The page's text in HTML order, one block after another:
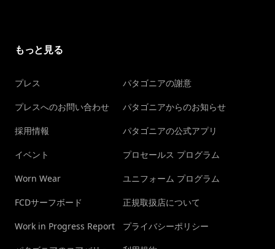
もっと見る
プレス
プレスへのお問い合わせ
採用情報
イベント
Worn Wear
FCDサーフボード
Work in Progress Report
パタゴニアの謝意
パタゴニアからのお知らせ
パタゴニアの公式アプリ
プロセールス プログラム
ユニフォーム プログラム
正規取扱店について
プライバシーポリシー